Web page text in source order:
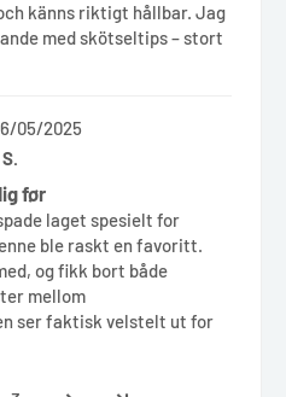
känns riktigt hållbar. Jag
med skötseltips – stort
05/2025
før
laget spesielt for
ble raskt en favoritt.
og fikk bort både
mellom
ser faktisk velstelt ut for